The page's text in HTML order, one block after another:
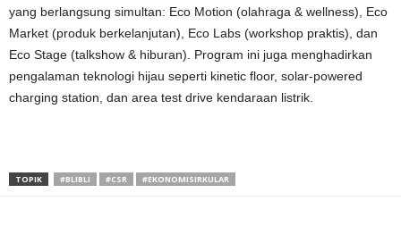
yang berlangsung simultan: Eco Motion (olahraga & wellness), Eco
Market (produk berkelanjutan), Eco Labs (workshop praktis), dan
Eco Stage (talkshow & hiburan). Program ini juga menghadirkan
pengalaman teknologi hijau seperti kinetic floor, solar-powered
charging station, dan area test drive kendaraan listrik.
TOPIK #BLIBLI #CSR #EKONOMISIRKULAR